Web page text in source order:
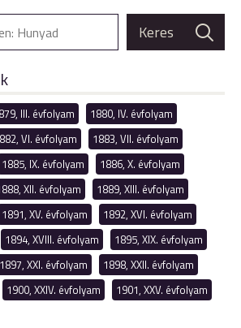
III. évfolyam
1880, IV. évfolyam
VI. évfolyam
1883, VII. évfolyam
1885, IX. évfolyam
1886, X. évfolyam
XII. évfolyam
1889, XIII. évfolyam
1891, XV. évfolyam
1892, XVI. évfolyam
1894, XVIII. évfolyam
1895, XIX. évfolyam
1897, XXI. évfolyam
1898, XXII. évfolyam
1900, XXIV. évfolyam 1901, XXV. évfolyam